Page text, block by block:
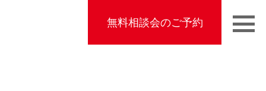
無料相談会のご予約